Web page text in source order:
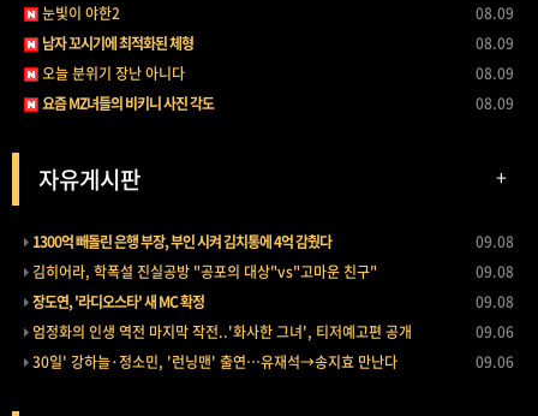
08.09
눈빛이 야한2
08.09
남자 꼬시기에 최적화된 체형
08.09
오늘 분위기 장난 아니다
08.09
요즘 MZ녀들의 비키니 사진 각도
+
자유게시판
09.08
1300억 빼돌린 은행 부장, 부인 시켜 김치통에 4억 감췄다
09.08
김히어라, 학폭설 진실공방 "공포의 대상"vs"고마운 친구"
09.08
장도연, '라디오스타' 새 MC 확정
09.06
엄정화의 인생 역전 마지막 작전..'화사한 그녀', 티저예고편 공개
09.06
30일' 강하늘·정소민, '런닝맨' 출연…유재석→송지효 만난다